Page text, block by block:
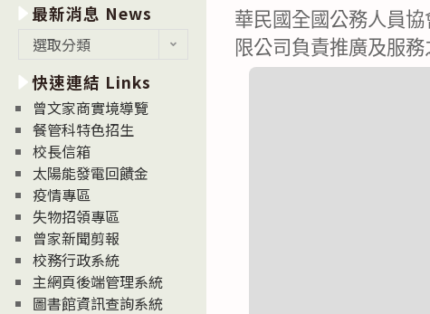
華民國全國公務人員
限公司負責推廣及服
最新消息 News
消
息
News
選取分類
快速連結 Links
曾文家商實境導覽
餐管科特色招生
校長信箱
太陽能發電回饋金
疫情專區
失物招領專區
曾家新聞剪報
校務行政系統
主網頁後端管理系統
圖書館資訊查詢系統